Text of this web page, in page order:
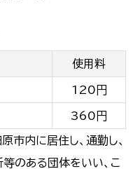
使用料
120円
360円
市内に居住し、通勤し、
のある団体をいい、こ